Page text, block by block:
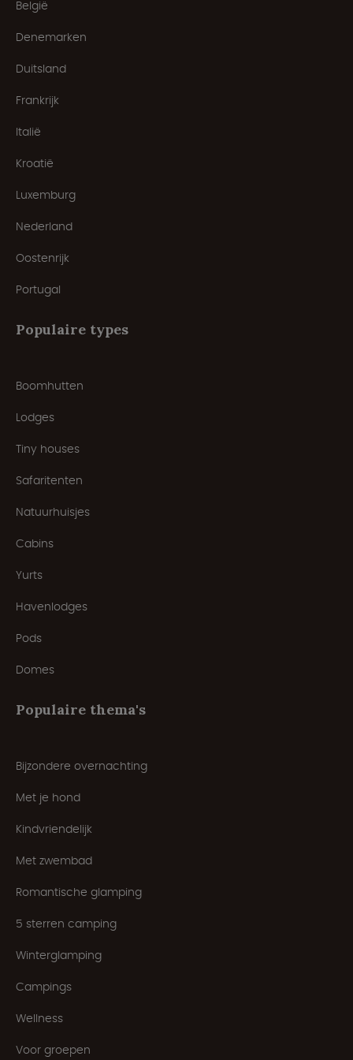
België
Denemarken
Duitsland
Frankrijk
Italië
Kroatië
Luxemburg
Nederland
Oostenrijk
Portugal
Populaire types
Boomhutten
Lodges
Tiny houses
Safaritenten
Natuurhuisjes
Cabins
Yurts
Havenlodges
Pods
Domes
Populaire thema's
Bijzondere overnachting
Met je hond
Kindvriendelijk
Met zwembad
Romantische glamping
5 sterren camping
Winterglamping
Campings
Wellness
Voor groepen